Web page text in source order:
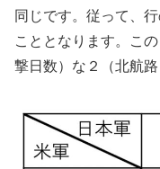
同じです。従って、
こととなります。こ
撃日数）な２（北航